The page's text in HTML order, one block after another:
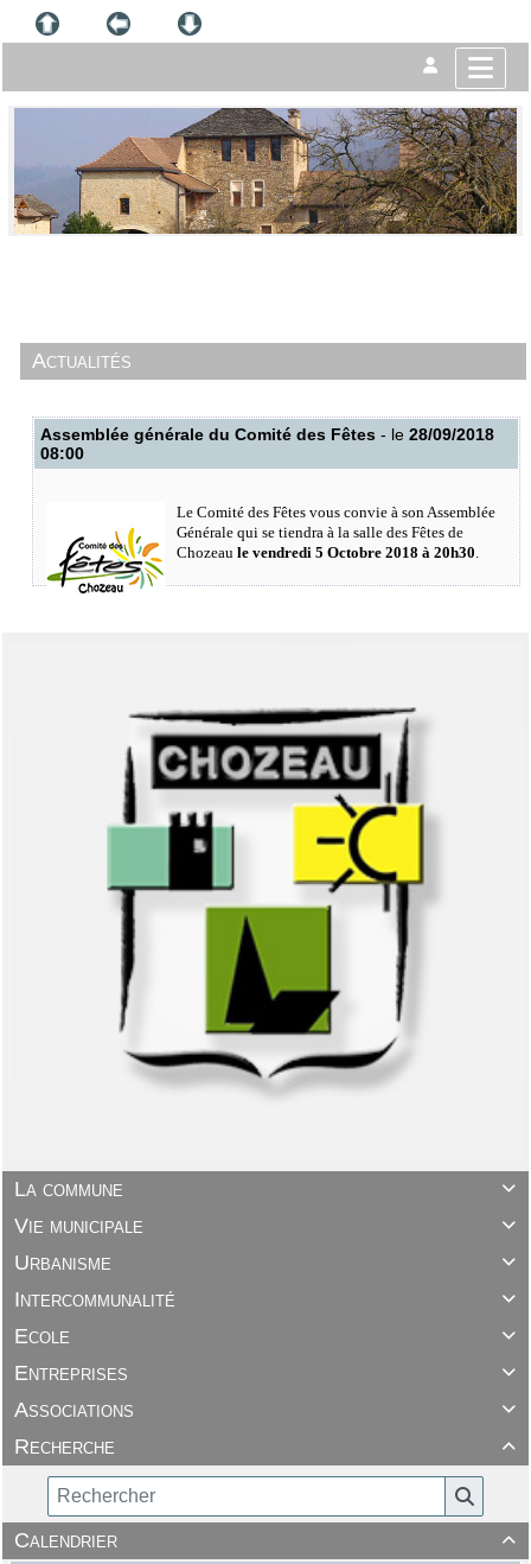

La commune

Vie municipale

Urbanisme

Intercommunalité

Ecole

Entreprises

Associations

Recherche

Calendrier
Actualités
Assemblée générale du Comité des Fêtes - le 28/09/2018
08:00
Le Comité des Fêtes vous convie à son Assemblée
Générale qui se tiendra à la salle des Fêtes de
Chozeau le vendredi 5 Octobre 2018 à 20h30.